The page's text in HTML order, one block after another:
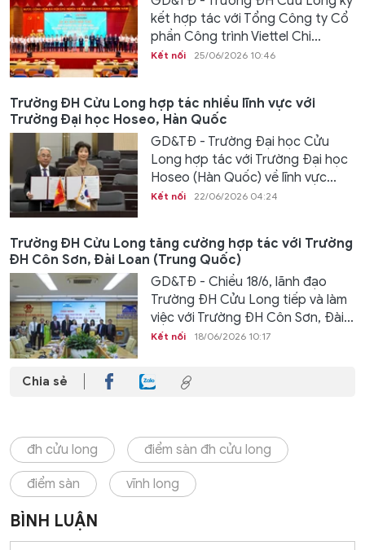
kết hợp tác với Tổng Công ty Cổ
phần Công trình Viettel Chi...
Kết nối 25/06/2026 10:46
Trường ĐH Cửu Long hợp tác nhiều lĩnh vực với
Trường Đại học Hoseo, Hàn Quốc
GD&TĐ - Trường Đại học Cửu
Long hợp tác với Trường Đại học
Hoseo (Hàn Quốc) về lĩnh vực...
Kết nối 22/06/2026 04:24
Trường ĐH Cửu Long tăng cường hợp tác với Trường
ĐH Côn Sơn, Đài Loan (Trung Quốc)
GD&TĐ - Chiều 18/6, lãnh đạo
Trường ĐH Cửu Long tiếp và làm
việc với Trường ĐH Côn Sơn, Đài...
Kết nối 18/06/2026 10:17
Chia sẻ
đh cửu long điểm sàn đh cửu long
điểm sàn vĩnh long
BÌNH LUẬN